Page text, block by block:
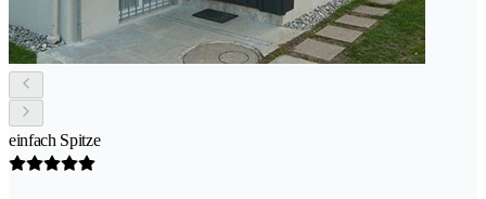
einfach Spitze